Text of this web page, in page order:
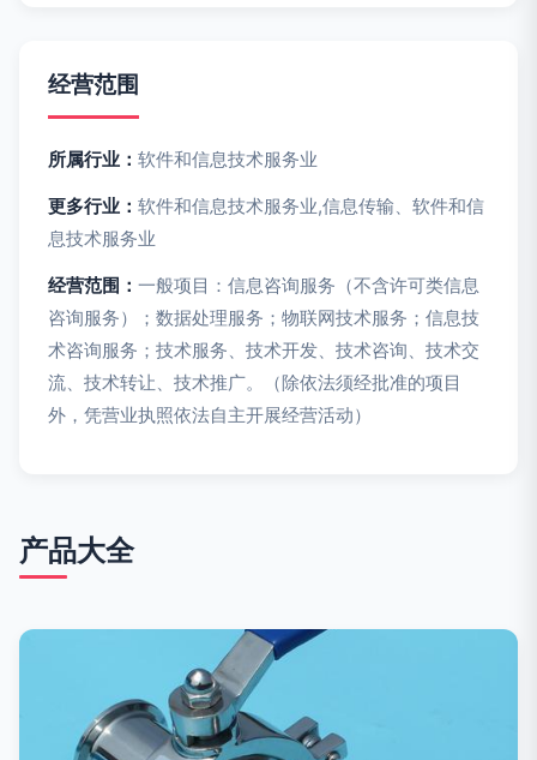
经营范围
所属行业： 软件和信息技术服务业
更多行业： 软件和信息技术服务业,信息传输、软件和信
息技术服务业
经营范围： 一般项目：信息咨询服务（不含许可类信息
咨询服务）；数据处理服务；物联网技术服务；信息技
术咨询服务；技术服务、技术开发、技术咨询、技术交
流、技术转让、技术推广。（除依法须经批准的项目
外，凭营业执照依法自主开展经营活动）
产品大全